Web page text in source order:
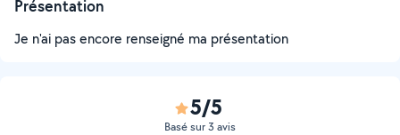
Présentation
Je n'ai pas encore renseigné ma présentation
5/5
Basé sur 3 avis